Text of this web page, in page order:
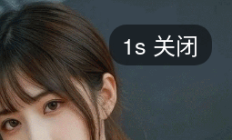
短剧
评分
甜宠 逆袭 玄幻
1s 关闭